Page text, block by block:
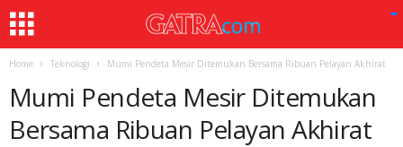
Home Teknologi Mumi Pendeta Mesir Ditemukan Bersama Ribuan Pelayan Akhirat
Mumi Pendeta Mesir Ditemukan
Bersama Ribuan Pelayan Akhirat